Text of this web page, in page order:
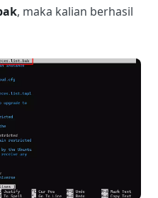
, maka kalian berhasil